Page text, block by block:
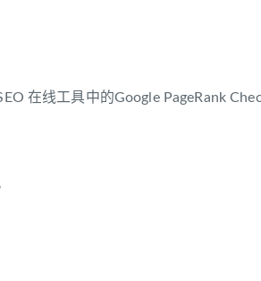
在线工具中的Google PageRank